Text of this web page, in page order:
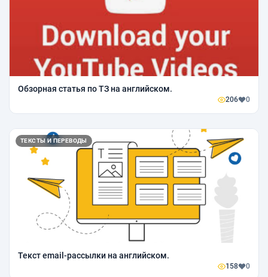
Обзорная статья по ТЗ на английском.
206 0
ТЕКСТЫ И ПЕРЕВОДЫ
Текст email-рассылки на английском.
158 0